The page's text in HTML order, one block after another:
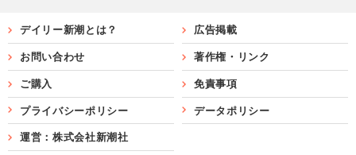
デイリー新潮とは？ 広告掲載
お問い合わせ 著作権・リンク
ご購入 免責事項
プライバシーポリシー データポリシー
運営：株式会社新潮社